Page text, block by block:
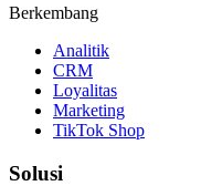
Berkembang
Analitik
CRM
Loyalitas
Marketing
TikTok Shop
Solusi